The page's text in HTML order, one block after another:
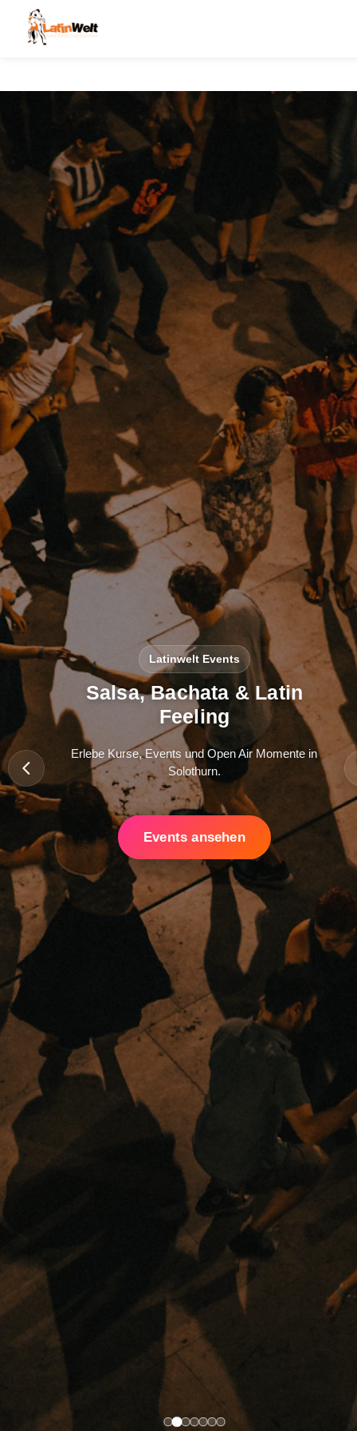
Latinwelt Events
Salsa, Bachata & Latin
Feeling
Erlebe Kurse, Events und Open Air Momente in
Solothurn.
Events ansehen